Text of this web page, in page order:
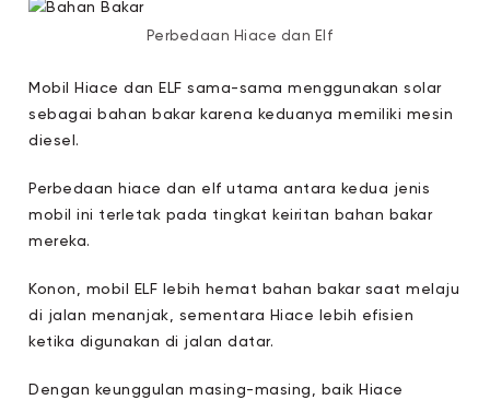
Perbedaan Hiace dan Elf
Mobil Hiace dan ELF sama-sama menggunakan solar
sebagai bahan bakar karena keduanya memiliki mesin
diesel.
Perbedaan hiace dan elf utama antara kedua jenis
mobil ini terletak pada tingkat keiritan bahan bakar
mereka.
Konon, mobil ELF lebih hemat bahan bakar saat melaju
di jalan menanjak, sementara Hiace lebih efisien
ketika digunakan di jalan datar.
Dengan keunggulan masing-masing, baik Hiace